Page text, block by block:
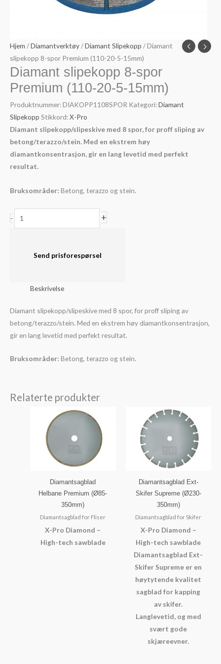
Hjem /Diamantverktøy/Diamant Slipekopp / Diamant
slipekopp 8-spor Premium (110-20-5-15mm)
Diamant slipekopp 8-spor
Premium (110-20-5-15mm)
Produktnummer:DIAKOPP1108SPOR Kategori:Diamant
Slipekopp Stikkord:X-Pro
Diamant slipekopp/slipeskive med 8 spor, for proff sliping av
betong/terazzo/stein. Med en ekstrem høy
diamantkonsentrasjon, gir en lang levetid med perfekt
resultat.
Bruksområder: Betong, terazzo og stein.
-
Diamant
slipekopp
15mm)
antall
+
Send prisforespørsel
Beskrivelse
Diamant slipekopp/slipeskive med 8 spor, for proff sliping av
betong/terazzo/stein. Med en ekstrem høy diamantkonsentrasjon,
gir en lang levetid med perfekt resultat.
Bruksområder: Betong, terazzo og stein.
Relaterte produkter
Diamantsagblad
Helbane Premium (Ø85-
350mm)
Diamantsagblad for Fliser
X-Pro Diamond –
High-tech sawblade
Diamantsagblad Ext-
Skifer Supreme (Ø230-
350mm)
Diamantsagblad for Skifer
X-Pro Diamond –
High-tech sawblade
Diamantsagblad Ext-
Skifer Supreme er en
høytytende kvalitet
sagblad for kapping
av skifer.
Langlevetid, og med
svært gode
skjæreevner.